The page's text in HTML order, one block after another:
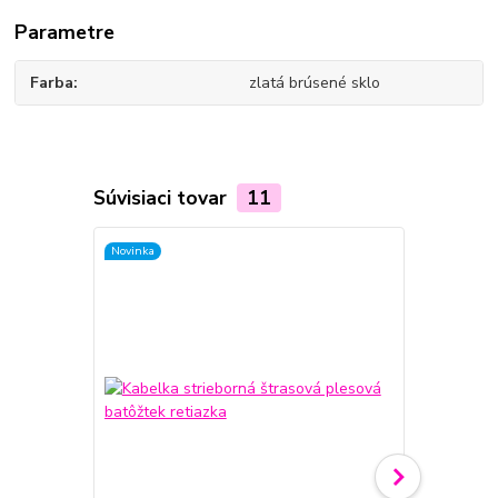
Parametre
Farba zlatá brúsené sklo
Súvisiaci tovar 11
Novinka